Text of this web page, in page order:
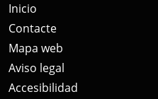
Inicio
Contacte
Mapa web
Aviso legal
Accesibilidad